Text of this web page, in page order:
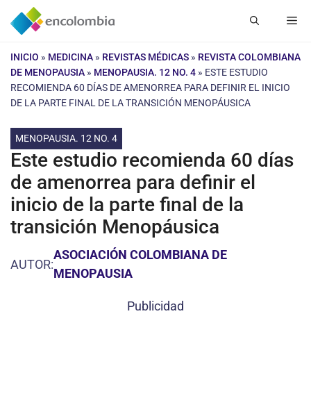
Saltar
INICIO » MEDICINA » REVISTAS MÉDICAS » REVISTA COLOMBIANA
DE MENOPAUSIA » MENOPAUSIA. 12 NO. 4 » ESTE ESTUDIO
RECOMIENDA 60 DÍAS DE AMENORREA PARA DEFINIR EL INICIO
DE LA PARTE FINAL DE LA TRANSICIÓN MENOPÁUSICA
MENOPAUSIA. 12 NO. 4
Este estudio recomienda 60 días
de amenorrea para definir el
inicio de la parte final de la
transición Menopáusica
AUTOR:
ASOCIACIÓN COLOMBIANA DE
MENOPAUSIA
Publicidad